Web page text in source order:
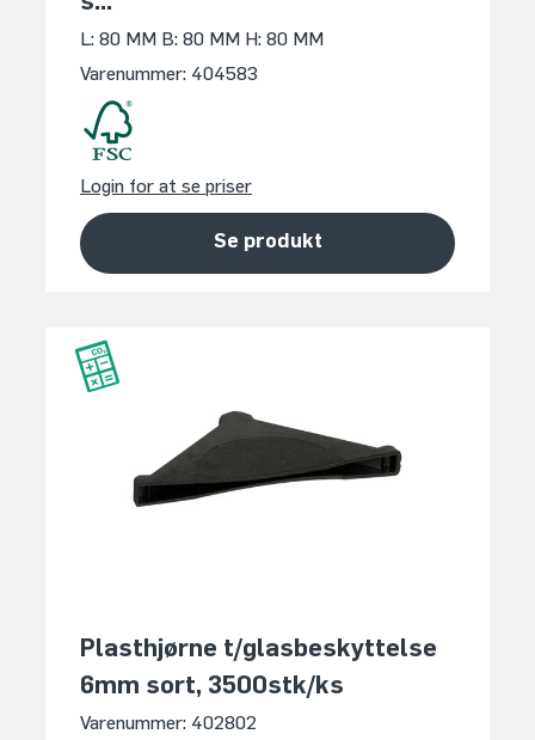
L: 80 MM B: 80 MM H: 80 MM
Varenummer: 404583
Login for at se priser
Se produkt
Plasthjørne t/glasbeskyttelse
6mm sort, 3500stk/ks
Varenummer: 402802